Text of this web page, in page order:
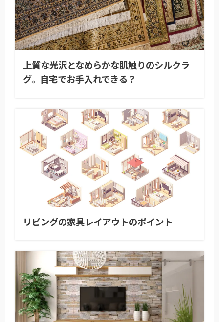
上質な光沢となめらかな肌触りのシルクラ
グ。自宅でお手入れできる？
リビングの家具レイアウトのポイント